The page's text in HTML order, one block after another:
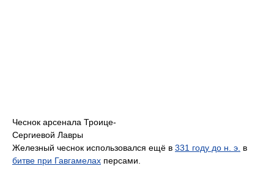
Чеснок арсенала Троице-
Сергиевой Лавры
Железный чеснок использовался ещё в 331 году до н. э. в
битве при Гавгамелах персами.